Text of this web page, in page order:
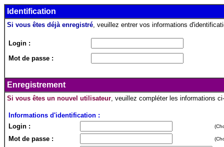
Identification
Si vous êtes déjà enregistré, veuillez entrer vos informations
Login :
Mot de passe :
Enregistrement
Si vous êtes un nouvel utilisateur, veuillez compléter les informations
Informations d'identification :
Login :
Mot de passe :